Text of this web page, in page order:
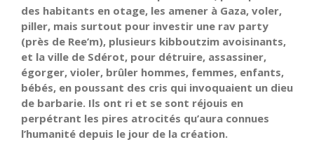
des habitants en otage, les amener à Gaza, voler,
piller, mais surtout pour investir une rav party
(près de Ree’m), plusieurs kibboutzim avoisinants,
et la ville de Sdérot, pour détruire, assassiner,
égorger, violer, brûler hommes, femmes, enfants,
bébés, en poussant des cris qui invoquaient un dieu
de barbarie. Ils ont ri et se sont réjouis en
perpétrant les pires atrocités qu’aura connues
l’humanité depuis le jour de la création.